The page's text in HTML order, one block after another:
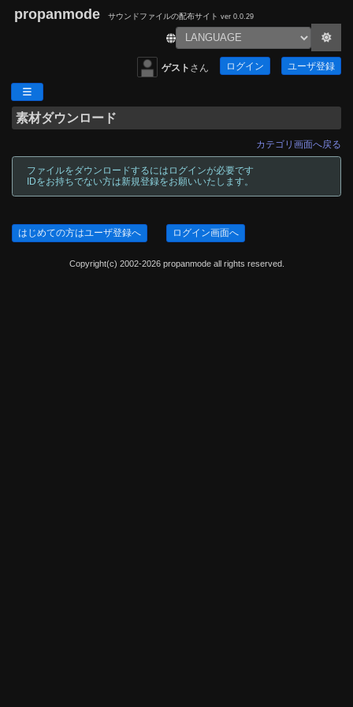
propanmode サウンドファイルの配布サイト ver 0.0.29
ゲスト さん ログイン ユーザ登録
素材ダウンロード
カテゴリ画面へ戻る
ファイルをダウンロードするにはログインが必要です
IDをお持ちでない方は新規登録をお願いいたします。
はじめての方はユーザ登録へ ログイン画面へ
Copyright(c) 2002-2026 propanmode all rights reserved.